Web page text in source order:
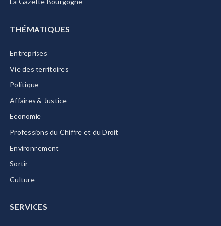
La Gazette Bourgogne
THÉMATIQUES
Entreprises
Vie des territoires
Politique
Affaires & Justice
Economie
Professions du Chiffre et du Droit
Environnement
Sortir
Culture
SERVICES